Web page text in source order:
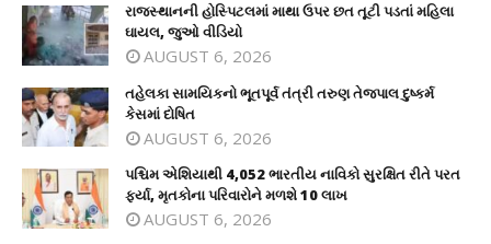
રાજસ્થાનની હોસ્પિટલમાં માથા ઉપર છત તૂટી પડતાં મહિલા
ઘાયલ, જુઓ વીડિયો
AUGUST 6, 2026
તહેલકા સામયિકનો ભૂતપૂર્વ તંત્રી તરુણ તેજપાલ દુષ્કર્મ
કેસમાં દોષિત
AUGUST 6, 2026
પશ્ચિમ એશિયાથી 4,052 ભારતીય નાવિકો સુરક્ષિત રીતે પરત
ફર્યા, મૃતકોના પરિવારોને મળશે 10 લાખ
AUGUST 6, 2026